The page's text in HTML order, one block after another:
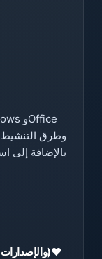
الطريقة 1 – PowerShell (Windows 8 والإصدارات الأحدث)❤️